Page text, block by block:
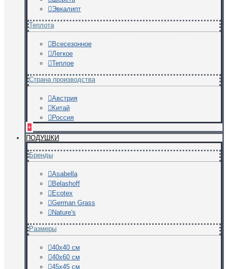
Эвкалипт
Теплота
Всесезонное
Легкое
Теплое
Страна производства
Австрия
Китай
Россия
+
ПОДУШКИ
Бренды
Asabella
Belashoff
Ecotex
German Grass
Nature's
Размеры
40х40 см
40х60 см
45х45 см